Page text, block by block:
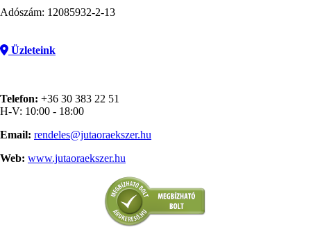
Adószám: 12085932-2-13
Üzleteink
Telefon: +36 30 383 22 51
H-V: 10:00 - 18:00
Email: rendeles@jutaoraekszer.hu
Web: www.jutaoraekszer.hu